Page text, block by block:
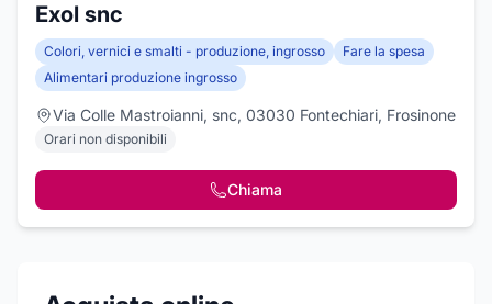
Exol snc
Colori, vernici e smalti - produzione, ingrosso
Fare la spesa
Alimentari produzione ingrosso
Via Colle Mastroianni, snc, 03030 Fontechiari, Frosinone
Orari non disponibili
Chiama